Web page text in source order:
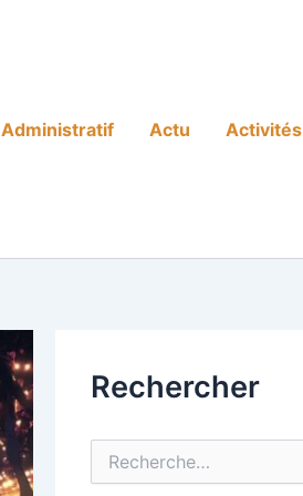
Administratif Actu Activités
Rechercher